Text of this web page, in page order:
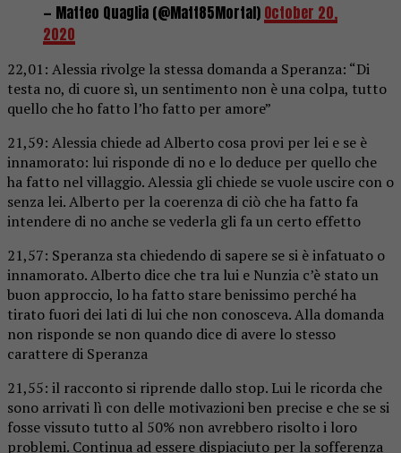
— Matteo Quaglia (@Matt85Mortal) October 20,
2020
22,01: Alessia rivolge la stessa domanda a Speranza: “Di
testa no, di cuore sì, un sentimento non è una colpa, tutto
quello che ho fatto l’ho fatto per amore”
21,59: Alessia chiede ad Alberto cosa provi per lei e se è
innamorato: lui risponde di no e lo deduce per quello che
ha fatto nel villaggio. Alessia gli chiede se vuole uscire con o
senza lei. Alberto per la coerenza di ciò che ha fatto fa
intendere di no anche se vederla gli fa un certo effetto
21,57: Speranza sta chiedendo di sapere se si è infatuato o
innamorato. Alberto dice che tra lui e Nunzia c’è stato un
buon approccio, lo ha fatto stare benissimo perché ha
tirato fuori dei lati di lui che non conosceva. Alla domanda
non risponde se non quando dice di avere lo stesso
carattere di Speranza
21,55: il racconto si riprende dallo stop. Lui le ricorda che
sono arrivati lì con delle motivazioni ben precise e che se si
fosse vissuto tutto al 50% non avrebbero risolto i loro
problemi. Continua ad essere dispiaciuto per la sofferenza